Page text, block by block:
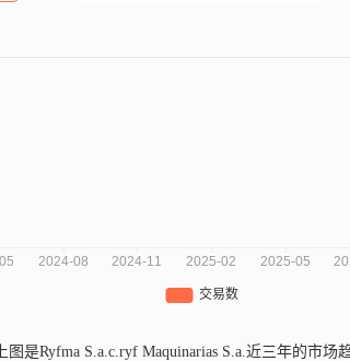
上图是Ryfma S.a.c.ryf Maquinarias S.a.近三年的市